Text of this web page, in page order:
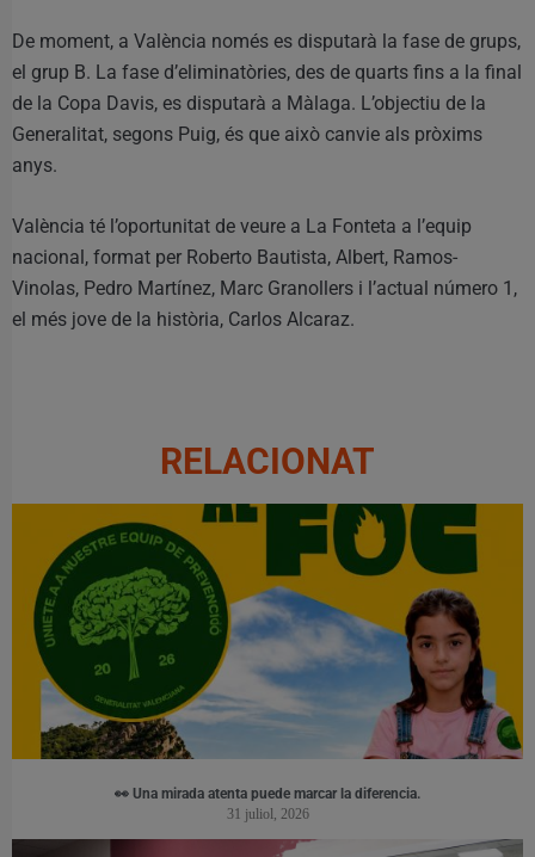
De moment, a València només es disputarà la fase de grups,
el grup B. La fase d’eliminatòries, des de quarts fins a la final
de la Copa Davis, es disputarà a Màlaga. L’objectiu de la
Generalitat, segons Puig, és que això canvie als pròxims
anys.
València té l’oportunitat de veure a La Fonteta a l’equip
nacional, format per Roberto Bautista, Albert, Ramos-
Vinolas, Pedro Martínez, Marc Granollers i l’actual número 1,
el més jove de la història, Carlos Alcaraz.
RELACIONAT
👀 Una mirada atenta puede marcar la diferencia.
31 juliol, 2026